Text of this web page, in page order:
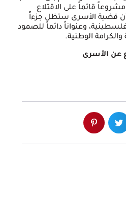
قائماً على الاقتلاع
قضية الأسرى ستظل جزءاً
وعنواناً دائماً للصمود
الوطنية.
عن الأسرى